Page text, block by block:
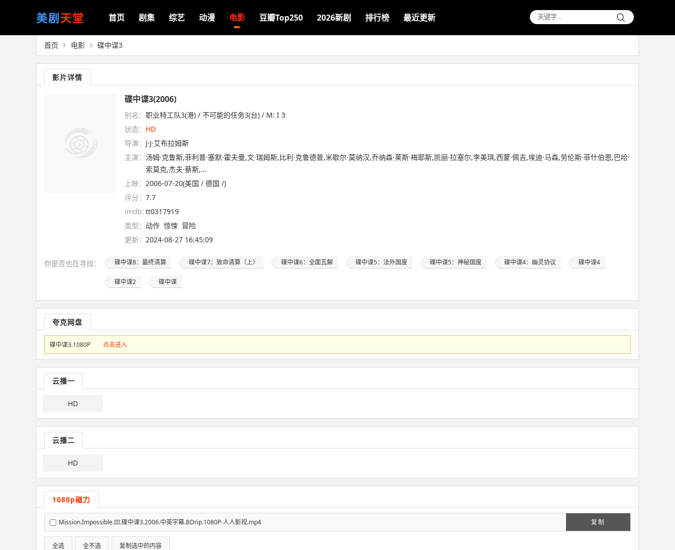
美剧天堂 首页 剧集 综艺 动漫 电影 豆瓣Top250 2026新剧 排行榜 最近更新
首页 电影 碟中谍3
影片详情
碟中谍3(2006)
别名： 职业特工队3(港) / 不可能的任务3(台) / M: I 3
状态： HD
导演： J·J·艾布拉姆斯
主演： 汤姆·克鲁斯,菲利普·塞默·霍夫曼,文·瑞姆斯,比利·克鲁德普,米歇尔·莫纳汉,乔纳森·莱斯·梅耶斯,凯丽·拉塞尔,李美琪,西蒙·佩吉,埃迪·马森,劳伦斯·菲什伯恩,巴哈·
索莫克,杰夫·蔡斯,…
上映： 2006-07-20(美国 / 德国 /)
评分： 7.7
imdb: tt0317919
类型： 动作 惊悚 冒险
更新： 2024-08-27 16:45:09
你是否也在寻找： 碟中谍8：最终清算 碟中谍7：致命清算（上） 碟中谍6：全面瓦解 碟中谍5：法外国度 碟中谍5：神秘国度 碟中谍4：幽灵协议 碟中谍4
碟中谍2 碟中谍
夸克网盘
碟中谍3.1080P 点击进入
云播一
HD
云播二
HD
1080p磁力
复制
Mission.Impossible.III.碟中谍3.2006.中英字幕.BDrip.1080P-人人影视.mp4
全选 全不选 复制选中的内容